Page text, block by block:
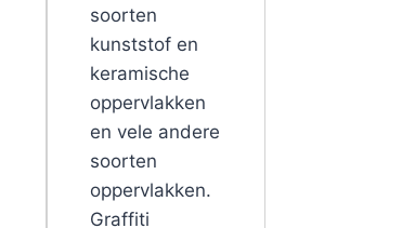
soorten
kunststof en
keramische
oppervlakken
en vele andere
soorten
oppervlakken.
Graffiti